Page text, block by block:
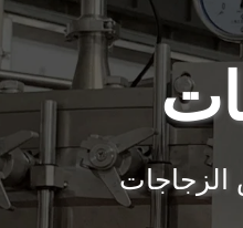
الزجاجات